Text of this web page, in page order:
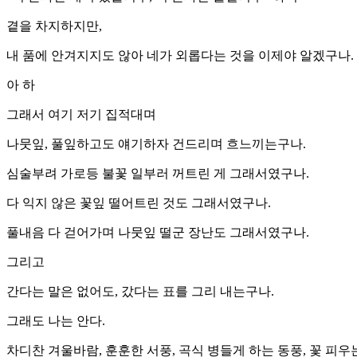
곁을 차지하지만,
내 품에 안겨지지도 않아 네가 외롭다는 것을 이제야 알겠구나.
아 하
그래서 여기 저기 집적대며
나뭇잎, 풀잎하고도 얘기하자 건드리며 흐느끼는구나.
심술부려 가로등 불꽃 일부러 꺼트린 게 그래서였구나.
다 익지 않은 꽃잎 떨어트린 것도 그래서였구나.
풀내음 다 걷어가며 나뭇잎 떨군 장난도 그래서였구나.
그리고
간다는 말은 없어도, 갔다는 표를 그리 내는구나.
그래도 나는 안다.
차디찬 겨울바람, 훈훈한 서풍, 곡식 병들게 하는 동풍, 꽃 피우